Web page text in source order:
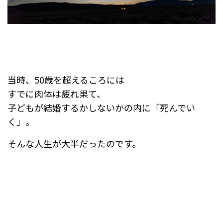
当時、50歳を超えるころには
すでに肉体は疲れ果て、
子どもが結婚するかしないかの内に「死んでい
く」。
そんな人生が大半だったのです。